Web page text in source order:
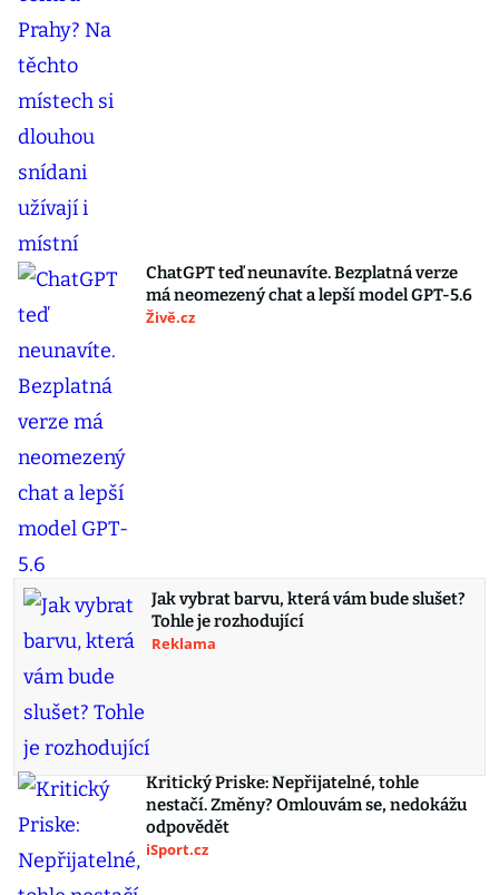
ChatGPT teď neunavíte. Bezplatná verze
má neomezený chat a lepší model GPT-5.6
Živě.cz
Jak vybrat barvu, která vám bude slušet?
Tohle je rozhodující
Reklama
Kritický Priske: Nepřijatelné, tohle
nestačí. Změny? Omlouvám se, nedokážu
odpovědět
iSport.cz